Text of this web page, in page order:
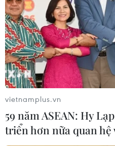
Công ty giấy Rạng
thải trực tiếp ra môi
03/02/2021 01:37
Người dân của xã Diên
(Khánh Hòa) đã nhiều lần
trực tiếp ra môi trường
quyền lại không biết.
vietnamplus.vn
59 năm ASEAN: Hy
triển hơn nữa quan hệ